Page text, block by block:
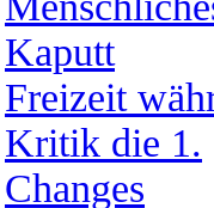
Kaputt
Freizeit
Kritik die 1.
Changes